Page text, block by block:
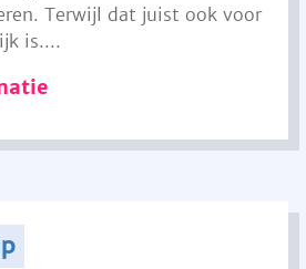
Terwijl dat juist ook voor
is....